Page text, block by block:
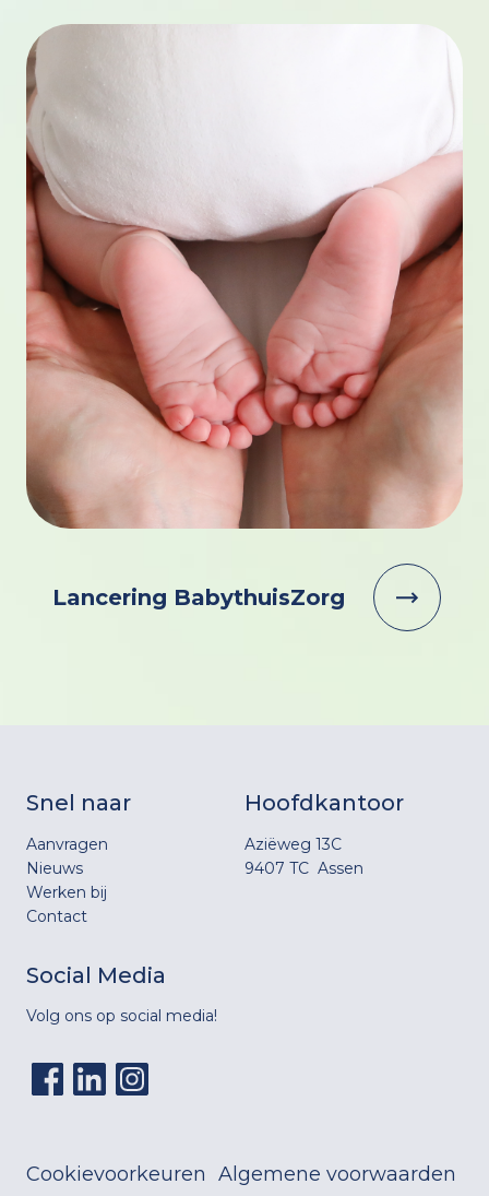
Lancering BabythuisZorg
Snel naar
Aanvragen
Nieuws
Werken bij
Contact
Hoofdkantoor
Aziëweg 13C
9407 TC Assen
Social Media
Volg ons op social media!
Cookievoorkeuren Algemene voorwaarden